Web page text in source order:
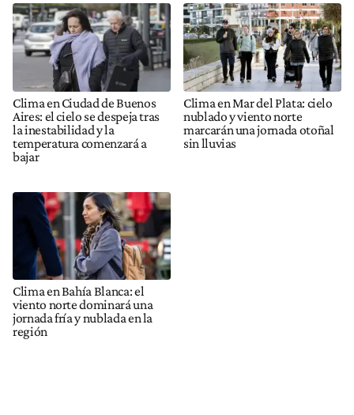
Clima en Ciudad de Buenos
Aires: el cielo se despeja tras
la inestabilidad y la
temperatura comenzará a
bajar
Clima en Mar del Plata: cielo
nublado y viento norte
marcarán una jornada otoñal
sin lluvias
Clima en Bahía Blanca: el
viento norte dominará una
jornada fría y nublada en la
región